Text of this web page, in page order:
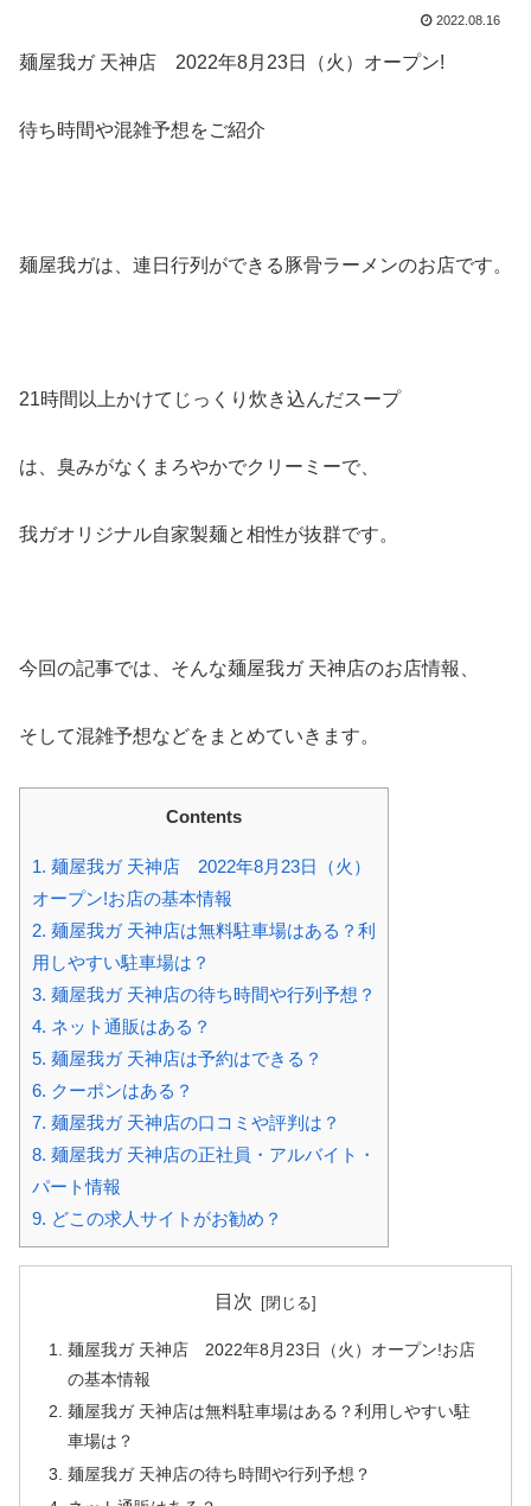
2022.08.16
麺屋我ガ 天神店 2022年8月23日（火）オープン!
待ち時間や混雑予想をご紹介
麺屋我ガは、連日行列ができる豚骨ラーメンのお店です。
21時間以上かけてじっくり炊き込んだスープ
は、臭みがなくまろやかでクリーミーで、
我ガオリジナル自家製麺と相性が抜群です。
今回の記事では、そんな麺屋我ガ 天神店のお店情報、
そして混雑予想などをまとめていきます。
Contents
1. 麺屋我ガ 天神店 2022年8月23日（火）
オープン!お店の基本情報
2. 麺屋我ガ 天神店は無料駐車場はある？利
用しやすい駐車場は？
3. 麺屋我ガ 天神店の待ち時間や行列予想？
4. ネット通販はある？
5. 麺屋我ガ 天神店は予約はできる？
6. クーポンはある？
7. 麺屋我ガ 天神店の口コミや評判は？
8. 麺屋我ガ 天神店の正社員・アルバイト・
パート情報
9. どこの求人サイトがお勧め？
目次
麺屋我ガ 天神店 2022年8月23日（火）オープン!お店
の基本情報
麺屋我ガ 天神店は無料駐車場はある？利用しやすい駐
車場は？
麺屋我ガ 天神店の待ち時間や行列予想？